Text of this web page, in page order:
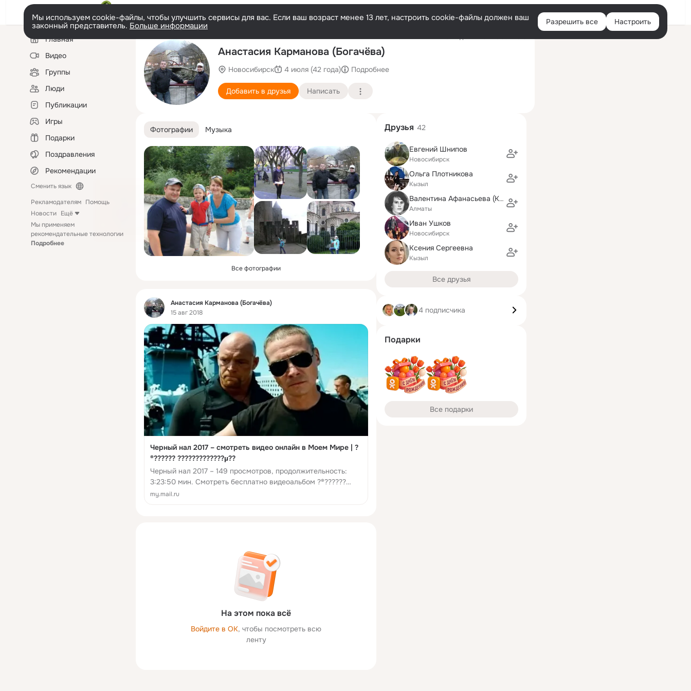
Войти
Мы используем cookie-файлы, чтобы улучшить сервисы для вас. Если ваш возраст менее 13 лет, настроить cookie-файлы должен ваш
законный представитель. Больше информации Разрешить все Настроить
Левая
колонкаГлавная
Видео
Группы
Люди
Публикации
Игры
Подарки
Поздравления
Рекомендации
Сменить язык
Рекламодателям Помощь
Новости Ещё
Мы применяем
рекомендательные технологии
Подробнее
Анастасия Карманова (Богачёва)
Новосибирск 4 июля (42 года) Подробнее
Добавить в друзья Написать
Фотографии Музыка
Все фотографии
Фид
Анастасия Карманова (Богачёва)
15 авг 2018
Черный нал 2017 – смотреть видео онлайн в Моем Мире | ?
®?????? ?????????????µ??
Черный нал 2017 – 149 просмотров, продолжительность:
3:23:50 мин. Смотреть бесплатно видеоальбом ?®??????
?????????????µ?? в социальной сети Мой Мир.
my.mail.ru
На этом пока всё
Войдите в ОК, чтобы посмотреть всю
ленту
Друзья 42
Евгений Шнипов
Новосибирск
Ольга Плотникова
Кызыл
Валентина Афанасьева (Карманова)
Алматы
Иван Ушков
Новосибирск
Ксения Сергеевна
Кызыл
Все друзья
4 подписчика
Подарки
Все подарки